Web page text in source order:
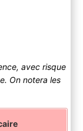
avec risque
On notera les